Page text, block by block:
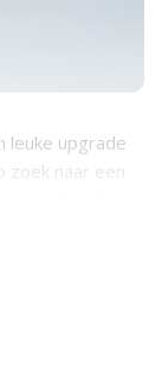
leuke upgrade
zoek naar een
vakantie op
maar al te